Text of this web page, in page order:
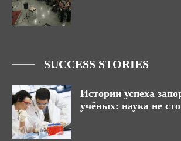
SUCCESS STORIES
Истории успеха
учёных: наука не